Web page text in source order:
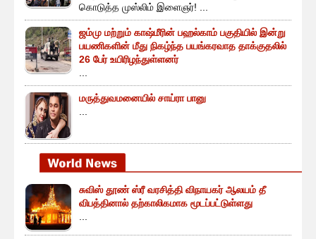
கொடுத்த முஸ்லிம் இளைஞர்! ...
ஜம்மு மற்றும் காஷ்மீரின் பஹல்காம் பகுதியில் இன்று
பயணிகளின் மீது நிகழ்ந்த பயங்கரவாத தாக்குதலில்
26 பேர் உயிரிழந்துள்ளனர்
மருத்துவமனையில் சாய்ரா பானு
சுவிஸ் தூண் ஸ்ரீ வரசித்தி விநாயகர் ஆலயம் தீ
விபத்தினால் தற்காலிகமாக மூடப்பட்டுள்ளது